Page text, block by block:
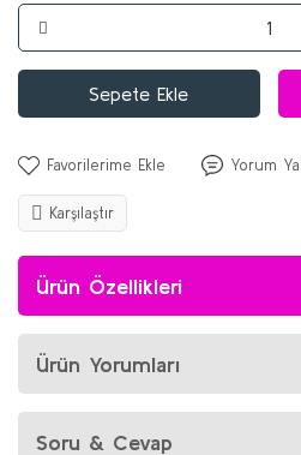
Sepete Ekle
Yorum
Karşılaştır
Ürün Özellikleri
Ürün Yorumları
Soru & Cevap